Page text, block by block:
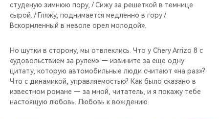
студеную зимнюю пору, / Сижу за решеткой в темнице
сырой. / Гляжу, поднимается медленно в гору /
Вскормленный в неволе орел молодой».
Но шутки в сторону, мы отвлеклись. Что у Chery Arrizo 8 с
«удовольствием за рулем» — извините за еще одну
цитату, которую автомобильные люди считают «на раз»?
Что с динамикой, управляемостью? Как было сказано в
известном романе — за мной, читатель, и я покажу тебе
настоящую любовь. Любовь к вождению.